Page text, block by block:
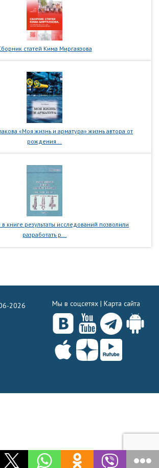
статей Кима Миргаязова
«Моя жизнь и арматура» жизнь автора от
рождения...
книге результаты исследований позволили
разработать р...
2026 Мы в соцсетях | Карта сайта